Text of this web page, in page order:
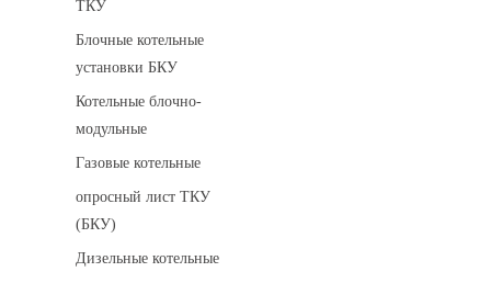
ТКУ
Блочные котельные
установки БКУ
Котельные блочно-
модульные
Газовые котельные
опросный лист ТКУ
(БКУ)
Дизельные котельные